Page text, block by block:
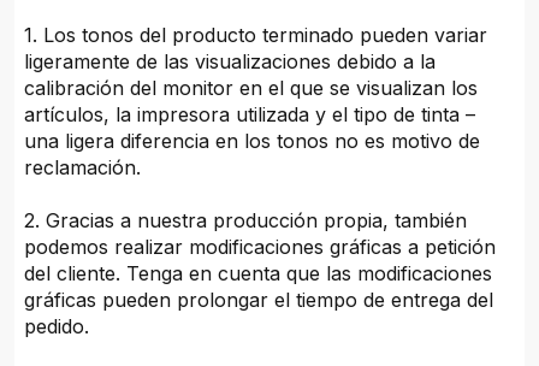
1. Los tonos del producto terminado pueden variar
ligeramente de las visualizaciones debido a la
calibración del monitor en el que se visualizan los
artículos, la impresora utilizada y el tipo de tinta –
una ligera diferencia en los tonos no es motivo de
reclamación.
2. Gracias a nuestra producción propia, también
podemos realizar modificaciones gráficas a petición
del cliente. Tenga en cuenta que las modificaciones
gráficas pueden prolongar el tiempo de entrega del
pedido.